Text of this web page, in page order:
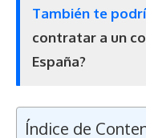
También te
contratar a un
España?
Índice de